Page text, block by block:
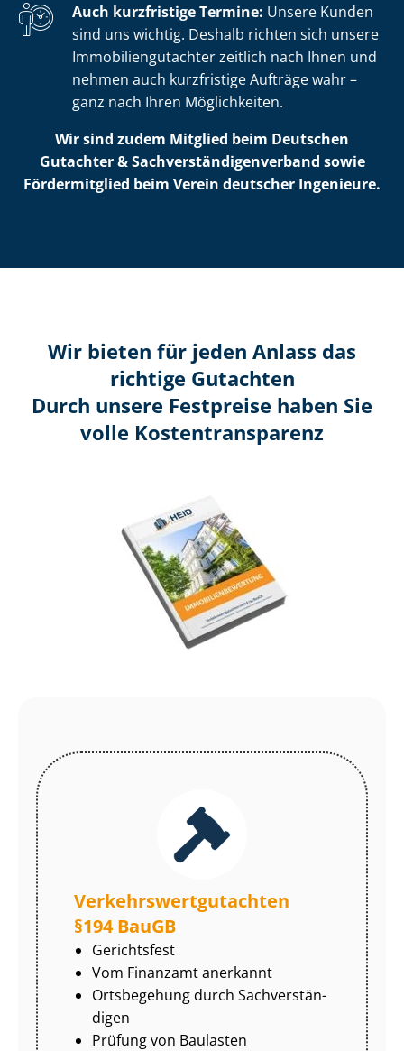
Auch kurzfristige Termine: Unsere Kunden
sind uns wichtig. Deshalb richten sich unsere
Im­mo­bi­li­en­gut­ach­ter zeitlich nach Ihnen und
nehmen auch kurzfristige Aufträge wahr –
ganz nach Ihren Möglichkeiten.
Wir sind zudem Mitglied beim Deutschen
Gutachter & Sach­ver­stän­di­gen­ver­band sowie
Fördermitglied beim Verein deutscher Ingenieure.
Wir bieten für jeden Anlass das
richtige Gutachten
Durch unsere Festpreise haben Sie
volle Kosten­transparenz
Ver­kehrs­wert­gut­ach­ten
§194 BauGB
Gerichtsfest
Vom Finanzamt anerkannt
Ortsbegehung durch Sach­ver­stän­
di­gen
Prüfung von Baulasten